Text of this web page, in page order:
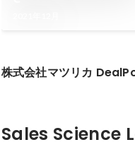
株式会社マツリカ
Sales Science